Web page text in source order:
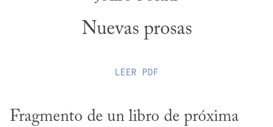
Nuevas prosas
LEER PDF
Fragmento de un libro de próxima